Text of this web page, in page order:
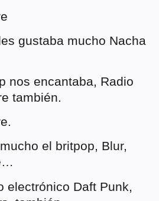
gustaba mucho Nacha
nos encantaba, Radio
también.
el britpop, Blur,
electrónico Daft Punk,